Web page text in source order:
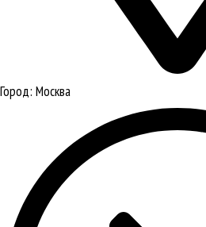
Город: Москва